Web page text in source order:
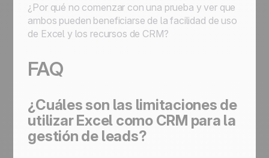
¿Por qué no comenzar con una prueba y ver que
ambos pueden beneficiarse de la facilidad de uso
de Excel y los recursos de CRM?
FAQ
¿Cuáles son las limitaciones de
utilizar Excel como CRM para la
gestión de leads?